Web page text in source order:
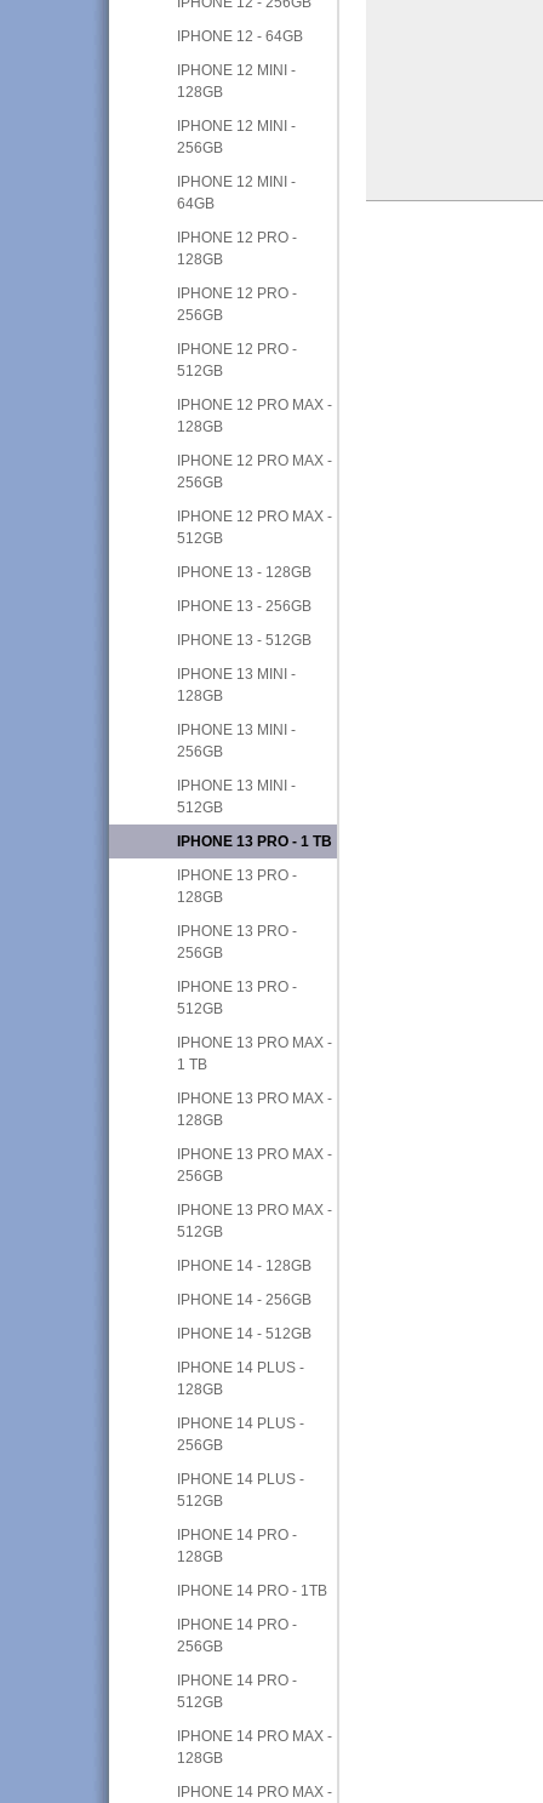
IPHONE 12 - 64GB
IPHONE 12 MINI -
128GB
IPHONE 12 MINI -
256GB
IPHONE 12 MINI -
64GB
IPHONE 12 PRO -
128GB
IPHONE 12 PRO -
256GB
IPHONE 12 PRO -
512GB
IPHONE 12 PRO MAX -
128GB
IPHONE 12 PRO MAX -
256GB
IPHONE 12 PRO MAX -
512GB
IPHONE 13 - 128GB
IPHONE 13 - 256GB
IPHONE 13 - 512GB
IPHONE 13 MINI -
128GB
IPHONE 13 MINI -
256GB
IPHONE 13 MINI -
512GB
IPHONE 13 PRO - 1 TB
IPHONE 13 PRO -
128GB
IPHONE 13 PRO -
256GB
IPHONE 13 PRO -
512GB
IPHONE 13 PRO MAX -
1 TB
IPHONE 13 PRO MAX -
128GB
IPHONE 13 PRO MAX -
256GB
IPHONE 13 PRO MAX -
512GB
IPHONE 14 - 128GB
IPHONE 14 - 256GB
IPHONE 14 - 512GB
IPHONE 14 PLUS -
128GB
IPHONE 14 PLUS -
256GB
IPHONE 14 PLUS -
512GB
IPHONE 14 PRO -
128GB
IPHONE 14 PRO - 1TB
IPHONE 14 PRO -
256GB
IPHONE 14 PRO -
512GB
IPHONE 14 PRO MAX -
128GB
IPHONE 14 PRO MAX -